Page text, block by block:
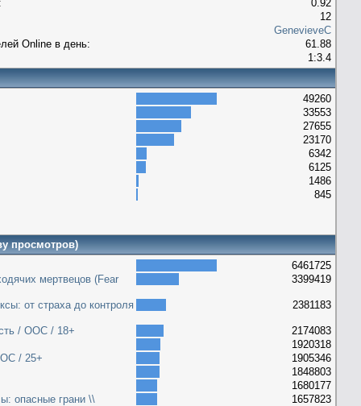
0.92
12
GenevieveC
Оnline в день:
61.88
1:3.4
49260
33553
27655
23170
6342
6125
1486
845
просмотров)
6461725
мертвецов (Fear
3399419
от страха до контроля 2381183
/ ООС / 18+
2174083
1920318
/ 25+
1905346
1848803
1680177
опасные грани \\
1657823